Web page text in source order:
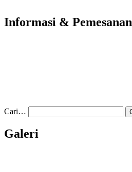
Informasi & Pemesanan
Cari…
Galeri